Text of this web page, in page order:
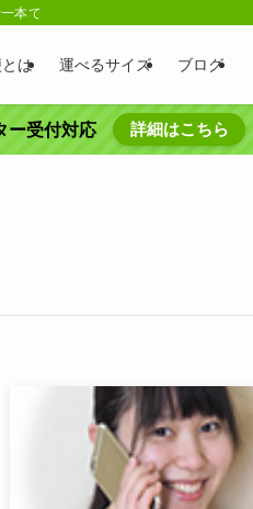
本で即日配送｜ジャスト時間指定対応
は 運べるサイズ ブログ
ー受付対応 詳細はこちら